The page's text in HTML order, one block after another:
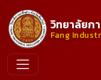
วิทยาลัยก
Fang